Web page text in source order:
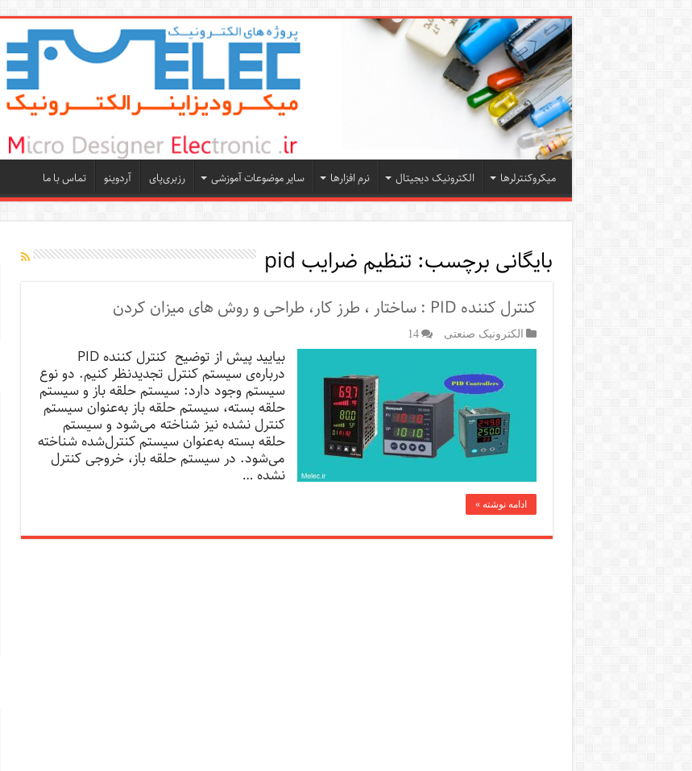
میکروکنترلرها الکترونیک دیجیتال نرم افزارها سایر موضوعات آموزشی رزبری‌پای آردوینو تماس با ما
بایگانی برچسب: تنظیم ضرایب pid
کنترل کننده PID : ساختار ، طرز کار، طراحی و روش های میزان کردن
الکترونیک صنعتی 14
بیایید پیش از توضیح کنترل کننده PID
درباره‌ی سیستم کنترل تجدیدنظر کنیم. دو نوع
سیستم وجود دارد: سیستم حلقه باز و سیستم
حلقه بسته، سیستم حلقه باز به‌عنوان سیستم
کنترل نشده نیز شناخته می‌شود و سیستم
حلقه بسته به‌عنوان سیستم کنترل‌شده شناخته
می‌شود. در سیستم حلقه باز، خروجی کنترل
نشده …
ادامه نوشته »